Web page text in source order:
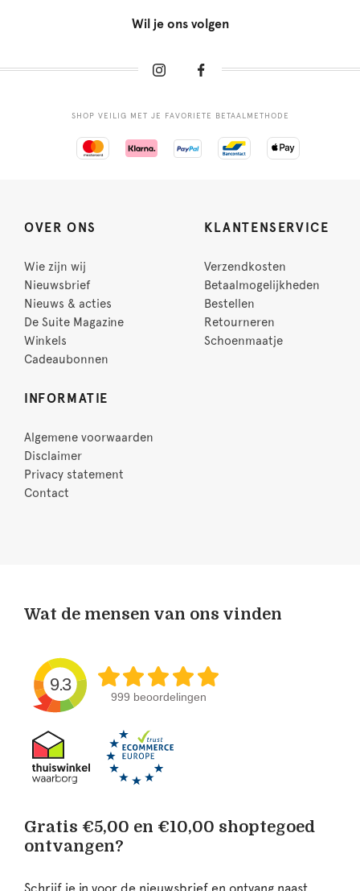
Wil je ons volgen
SHOP VEILIG MET JE FAVORIETE BETAALMETHODE
OVER ONS
Wie zijn wij
Nieuwsbrief
Nieuws & acties
De Suite Magazine
Winkels
Cadeaubonnen
KLANTENSERVICE
Verzendkosten
Betaalmogelijkheden
Bestellen
Retourneren
Schoenmaatje
INFORMATIE
Algemene voorwaarden
Disclaimer
Privacy statement
Contact
Wat de mensen van ons vinden
9.3
999 beoordelingen
Gratis €5,00 en €10,00 shoptegoed
ontvangen?